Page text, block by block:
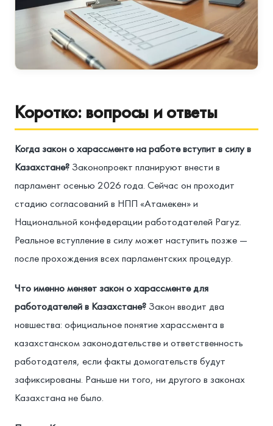
Коротко: вопросы и ответы
Когда закон о харассменте на работе вступит в силу в
Казахстане?Законопроект планируют внести в
парламент осенью 2026 года. Сейчас он проходит
стадию согласований в НПП «Атамекен» и
Национальной конфедерации работодателей Paryz.
Реальное вступление в силу может наступить позже —
после прохождения всех парламентских процедур.
Что именно меняет закон о харассменте для
работодателей в Казахстане?Закон вводит два
новшества: официальное понятие харассмента в
казахстанском законодательстве и ответственность
работодателя, если факты домогательств будут
зафиксированы. Раньше ни того, ни другого в законах
Казахстана не было.